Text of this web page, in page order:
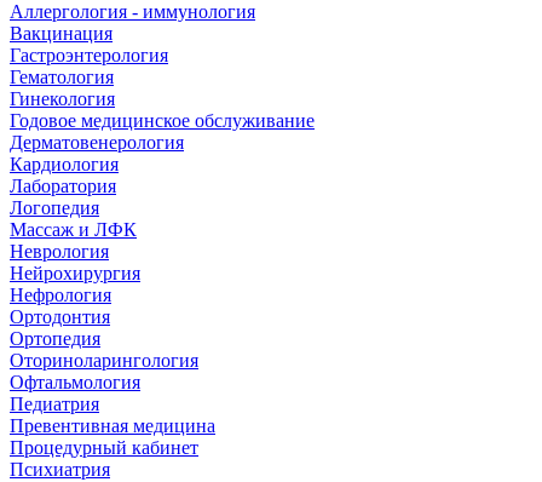
Аллергология - иммунология
Вакцинация
Гастроэнтерология
Гематология
Гинекология
Годовое медицинское обслуживание
Дерматовенерология
Кардиология
Лаборатория
Логопедия
Массаж и ЛФК
Неврология
Нейрохирургия
Нефрология
Ортодонтия
Ортопедия
Оториноларингология
Офтальмология
Педиатрия
Превентивная медицина
Процедурный кабинет
Психиатрия